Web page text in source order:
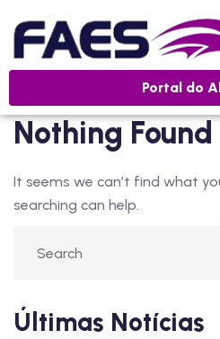
Portal do
Nothing Found
It seems we can’t find what
searching can help.
Últimas Notícias